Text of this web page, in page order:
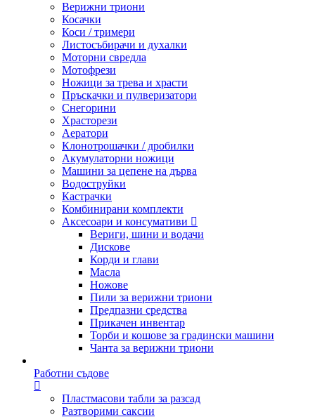
Верижни триони
Косачки
Коси / тримери
Листосъбирачи и духалки
Моторни свредла
Мотофрези
Ножици за трева и храсти
Пръскачки и пулверизатори
Снегорини
Храсторези
Аератори
Клонотрошачки / дробилки
Акумулаторни ножици
Машини за цепене на дърва
Водоструйки
Кастрачки
Комбинирани комплекти
Аксесоари и консумативи
Вериги, шини и водачи
Дискове
Корди и глави
Масла
Ножове
Пили за верижни триони
Предпазни средства
Прикачен инвентар
Торби и кошове за градински машини
Чанта за верижни триони
Работни съдове
Пластмасови табли за разсад
Разтворими саксии